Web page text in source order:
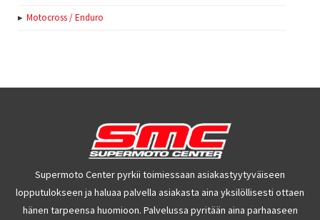
Motocross / Enduro
Supermoto Center pyrkii toimiessaan asiakastyytyväiseen
lopputulokseen ja haluaa palvella asiakasta aina yksilöllisesti ottaen
hänen tarpeensa huomioon. Palvelussa pyritään aina parhaaseen